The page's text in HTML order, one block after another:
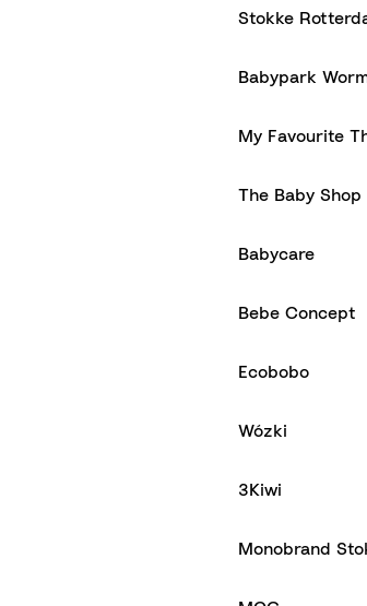
Stokke
Babypark
My Favourite
The Baby Shop
Babycare
Bebe Concept
Ecobobo
Wózki
3Kiwi
Monobrand